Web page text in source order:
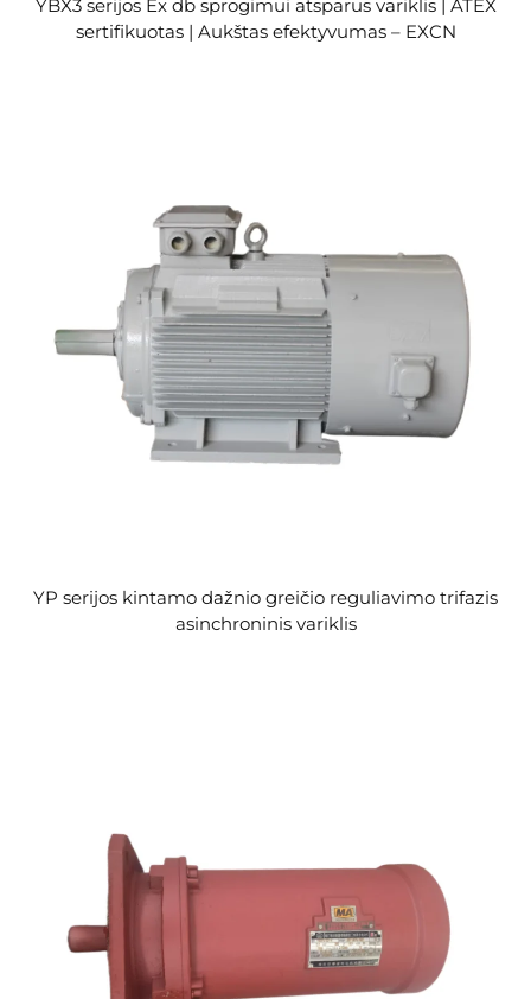
YBX3 serijos Ex db sprogimui atsparus variklis | ATEX
sertifikuotas | Aukštas efektyvumas – EXCN
YP serijos kintamo dažnio greičio reguliavimo trifazis
asinchroninis variklis